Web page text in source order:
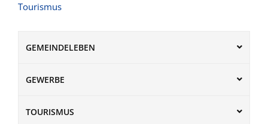
Tourismus
GEMEINDELEBEN
GEWERBE
TOURISMUS